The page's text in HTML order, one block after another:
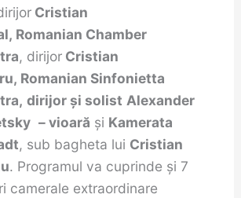
Cristian
Romanian Chamber
, dirijorCristian
Romanian Sinfonietta
dirijor şi solist Alexander
– vioară şi Kamerata
, sub bagheta lui Cristian
. Programul va cuprinde și 7
camerale extraordinare